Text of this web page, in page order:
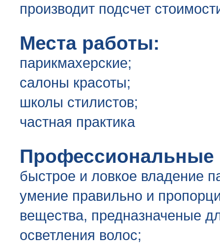
производит подсчет
Места работы:
парикмахерские;
салоны красоты;
школы стилистов;
частная практика
Профессиональные
быстрое и ловкое владение
умение правильно и
вещества, предназначеные
осветления волос;